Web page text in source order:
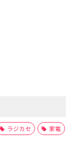
ラジカセ 家電